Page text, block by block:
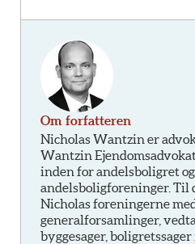
Om forfatteren
Nicholas Wantzin er
Wantzin
inden for andelsboligret
andelsboligforeninger.
Nicholas foreningerne
generalforsamlinger,
byggesager,